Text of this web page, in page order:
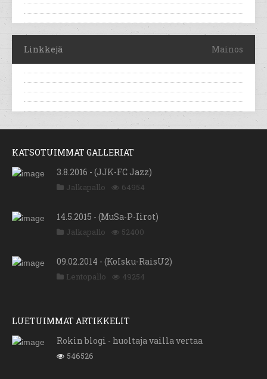
Linkkejä Mainos
KATSOTUIMMAT GALLERIAT
3.8.2016 - (JJK-FC Jazz)
Jalkapallo 64954
14.5.2015 - (MuSa-P-Iirot)
Jalkapallo 52400
09.02.2014 - (KoIsku-RaisU2)
Lentopallo 49254
LUETUIMMAT ARTIKKELIT
Rokin blogi - huoltaja vailla vertaa
546526